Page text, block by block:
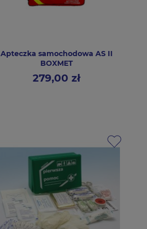
Apteczka samochodowa AS II
BOXMET
Cena
279,00 zł